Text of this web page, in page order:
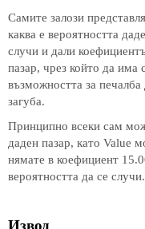
Самите залози
каква е вероятността
случи и дали
пазар, чрез който да има
възможността за печалба
загуба.
Принципно всеки сам
даден пазар, като Value
нямате в коефициент
вероятността да се случи.
Извод